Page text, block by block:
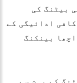
بیٹنگ کی
ادائیگی کے
بینکنگ